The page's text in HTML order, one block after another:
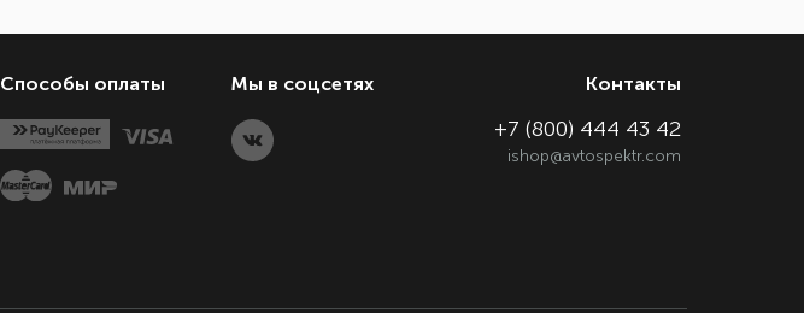
Способы оплаты Мы в соцсетях Контакты
+7 (800) 444 43 42
ishop@avtospektr.com